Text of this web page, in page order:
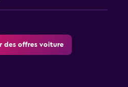
des offres voiture